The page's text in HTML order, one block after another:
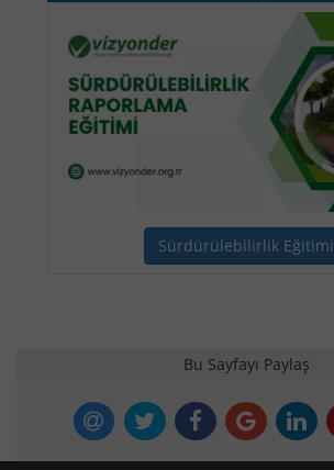
Sürdürülebilirlik Eğitimi
Bu Sayfayı Paylaş